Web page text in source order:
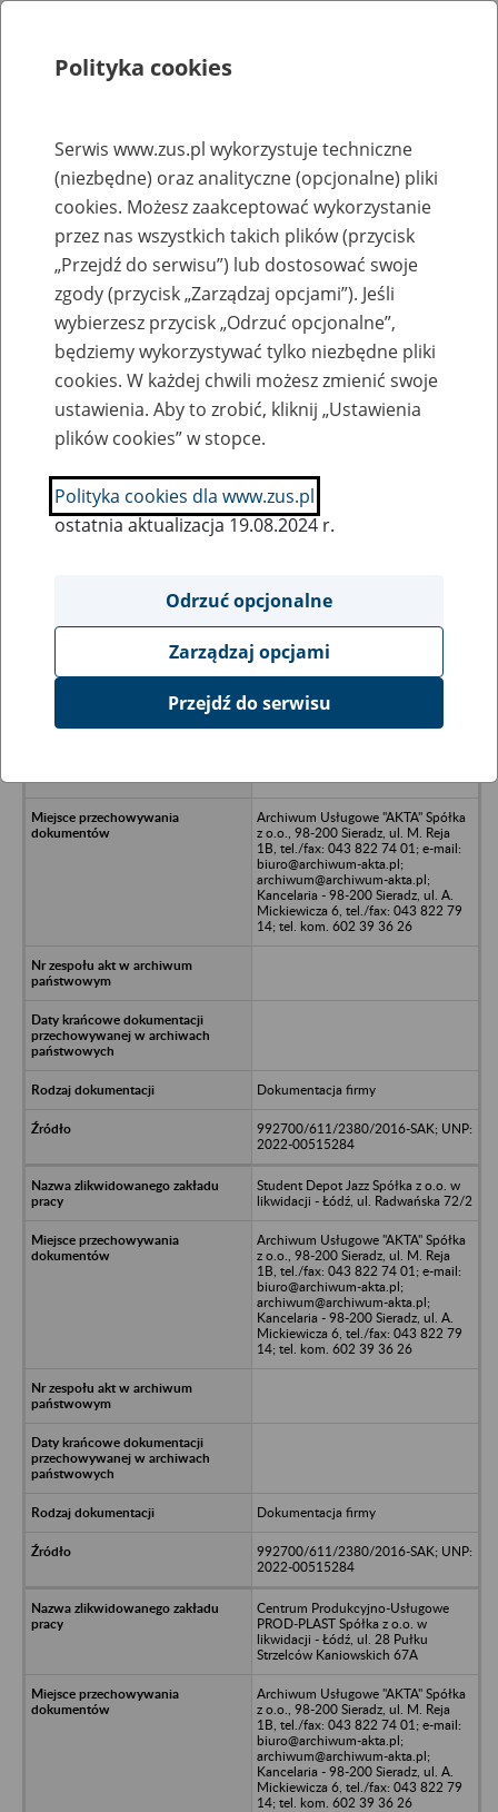
Rejestry, ewidencje i archiwa
Baza zlikwidowanych lub
przekształconych zakładów pracy
Nazwa zakładu pracy:
SZUKAJ
Ukryj wszystkie pozycje bazy
REX BUT Spółdzielnia Inwalidów
Archiwum Usługowe "AKTA" Spółka
z o.o., 98-200 Sieradz, ul. M. Reja
1B, tel./fax: 043 822 74 01; e-mail:
biuro@archiwum-akta.pl;
archiwum@archiwum-akta.pl;
Kancelaria - 98-200 Sieradz, ul. A.
Mickiewicza 6, tel./fax: 043 822 79
14; tel. kom. 602 39 36 26
Dokumentacja firmy
992700/611/2380/2016-SAK; UNP:
2022-00515284
Student Depot Jazz Spółka z o.o. w
likwidacji - Łódź, ul. Radwańska 72/2
Archiwum Usługowe "AKTA" Spółka
z o.o., 98-200 Sieradz, ul. M. Reja
1B, tel./fax: 043 822 74 01; e-mail:
biuro@archiwum-akta.pl;
archiwum@archiwum-akta.pl;
Kancelaria - 98-200 Sieradz, ul. A.
Mickiewicza 6, tel./fax: 043 822 79
14; tel. kom. 602 39 36 26
Dokumentacja firmy
992700/611/2380/2016-SAK; UNP:
2022-00515284
Centrum Produkcyjno-Usługowe
PROD-PLAST Spółka z o.o. w
likwidacji - Łódź, ul. 28 Pułku
Strzelców Kaniowskich 67A
Archiwum Usługowe "AKTA" Spółka
z o.o., 98-200 Sieradz, ul. M. Reja
1B, tel./fax: 043 822 74 01; e-mail:
biuro@archiwum-akta.pl;
archiwum@archiwum-akta.pl;
Kancelaria - 98-200 Sieradz, ul. A.
Mickiewicza 6, tel./fax: 043 822 79
14; tel. kom. 602 39 36 26
Polityka cookies
Serwis www.zus.pl wykorzystuje techniczne
(niezbędne) oraz analityczne (opcjonalne) pliki
cookies. Możesz zaakceptować wykorzystanie
przez nas wszystkich takich plików (przycisk
„Przejdź do serwisu”) lub dostosować swoje
zgody (przycisk „Zarządzaj opcjami”). Jeśli
wybierzesz przycisk „Odrzuć opcjonalne”,
będziemy wykorzystywać tylko niezbędne pliki
cookies. W każdej chwili możesz zmienić swoje
ustawienia. Aby to zrobić, kliknij „Ustawienia
plików cookies” w stopce.
Polityka cookies dla www.zus.pl
ostatnia aktualizacja 19.08.2024 r.
Odrzuć opcjonalne
Zarządzaj opcjami
Przejdź do serwisu